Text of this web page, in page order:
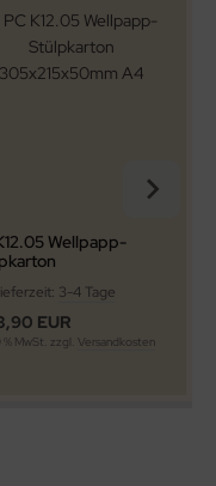
Wellpapp-
3-4 Tage
EUR
% MwSt. zzgl. Versandkosten